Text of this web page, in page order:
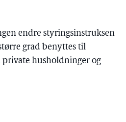
endre styringsinstruksen
grad benyttes til
husholdninger og